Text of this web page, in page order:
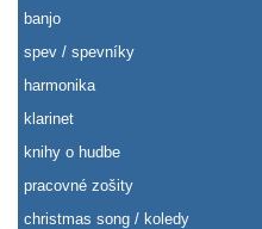
banjo
spev / spevníky
harmonika
klarinet
knihy o hudbe
pracovné zošity
christmas song / koledy